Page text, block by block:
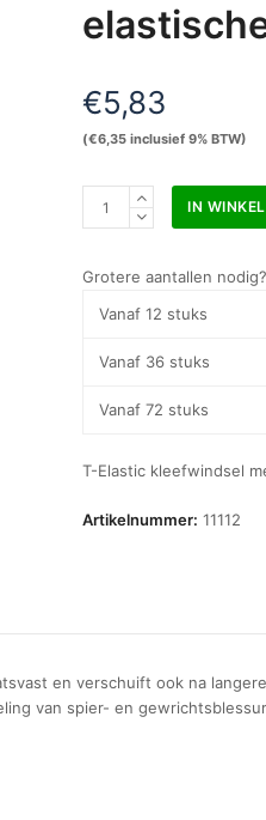
€5,83
(€6,35 inclusief 9% BTW)
wit
cm
2,5
aantal
IN
Grotere aantallen nodig?
Vanaf 12 stuks
Vanaf 36 stuks
Vanaf 72 stuks
T-Elastic kleefwindsel
Artikelnummer: 11112
en verschuift ook na
van spier- en